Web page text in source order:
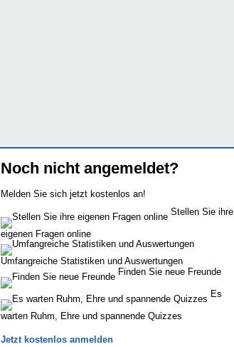
Noch nicht angemeldet?
Melden Sie sich jetzt kostenlos an!
Stellen Sie ihre
eigenen Fragen online
Umfangreiche Statistiken und Auswertungen
Finden Sie neue Freunde
Es
warten Ruhm, Ehre und spannende Quizzes
Jetzt kostenlos anmelden